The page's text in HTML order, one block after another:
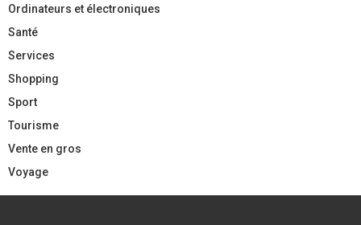
Ordinateurs et électroniques
Santé
Services
Shopping
Sport
Tourisme
Vente en gros
Voyage